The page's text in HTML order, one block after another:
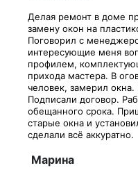
Делая ремонт в доме
замену окон на
Поговорил с
интересующие меня
профилем,
прихода мастера. В
человек, замерил окна.
Подписали договор.
обещанного срока.
старые окна и
сделали всё аккуратно.
Марина